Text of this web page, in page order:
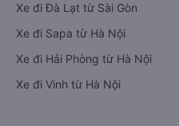
Xe đi Đà Lạt từ Sài Gòn
Xe đi Sapa từ Hà Nội
Xe đi Hải Phòng từ Hà Nội
Xe đi Vinh từ Hà Nội